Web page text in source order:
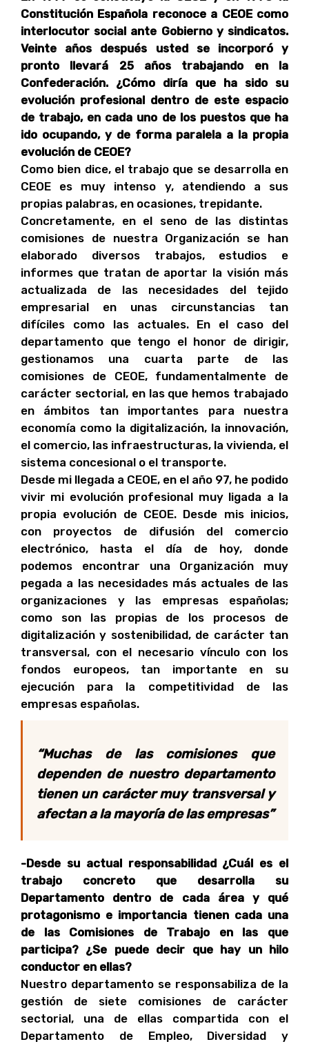
Constitución Española reconoce a CEOE como
interlocutor social ante Gobierno y sindicatos.
Veinte años después usted se incorporó y
pronto llevará 25 años trabajando en la
Confederación. ¿Cómo diría que ha sido su
evolución profesional dentro de este espacio
de trabajo, en cada uno de los puestos que ha
ido ocupando, y de forma paralela a la propia
evolución de CEOE?
Como bien dice, el trabajo que se desarrolla en
CEOE es muy intenso y, atendiendo a sus
propias palabras, en ocasiones, trepidante.
Concretamente, en el seno de las distintas
comisiones de nuestra Organización se han
elaborado diversos trabajos, estudios e
informes que tratan de aportar la visión más
actualizada de las necesidades del tejido
empresarial en unas circunstancias tan
difíciles como las actuales. En el caso del
departamento que tengo el honor de dirigir,
gestionamos una cuarta parte de las
comisiones de CEOE, fundamentalmente de
carácter sectorial, en las que hemos trabajado
en ámbitos tan importantes para nuestra
economía como la digitalización, la innovación,
el comercio, las infraestructuras, la vivienda, el
sistema concesional o el transporte.
Desde mi llegada a CEOE, en el año 97, he podido
vivir mi evolución profesional muy ligada a la
propia evolución de CEOE. Desde mis inicios,
con proyectos de difusión del comercio
electrónico, hasta el día de hoy, donde
podemos encontrar una Organización muy
pegada a las necesidades más actuales de las
organizaciones y las empresas españolas;
como son las propias de los procesos de
digitalización y sostenibilidad, de carácter tan
transversal, con el necesario vínculo con los
fondos europeos, tan importante en su
ejecución para la competitividad de las
empresas españolas.
“Muchas de las comisiones que
dependen de nuestro departamento
tienen un carácter muy transversal y
afectan a la mayoría de las empresas”
-Desde su actual responsabilidad ¿Cuál es el
trabajo concreto que desarrolla su
Departamento dentro de cada área y qué
protagonismo e importancia tienen cada una
de las Comisiones de Trabajo en las que
participa? ¿Se puede decir que hay un hilo
conductor en ellas?
Nuestro departamento se responsabiliza de la
gestión de siete comisiones de carácter
sectorial, una de ellas compartida con el
Departamento de Empleo, Diversidad y